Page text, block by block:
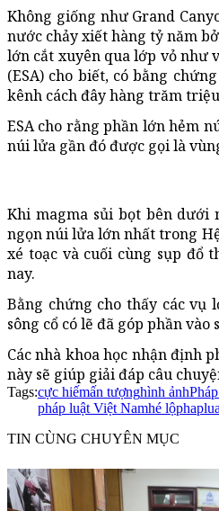
Không giống như Grand
nước chảy xiết hàng tỷ năm
lớn cắt xuyên qua lớp vỏ như
(ESA) cho biết, có bằng
kênh cách đây hàng trăm
ESA cho rằng phần lớn hẻm
núi lửa gần đó được gọi là
Khi magma sủi bọt bên dưới
ngọn núi lửa lớn nhất trong
xé toạc và cuối cùng sụp đổ
nay.
Bằng chứng cho thấy các vụ
sông cổ có lẽ đã góp phần
Các nhà khoa học nhận định
này sẽ giúp giải đáp câu
Tags:cực hiếmấn tượnghình ảnh
pháp luật Việt Namhé lộ
TIN CÙNG CHUYÊN MỤC